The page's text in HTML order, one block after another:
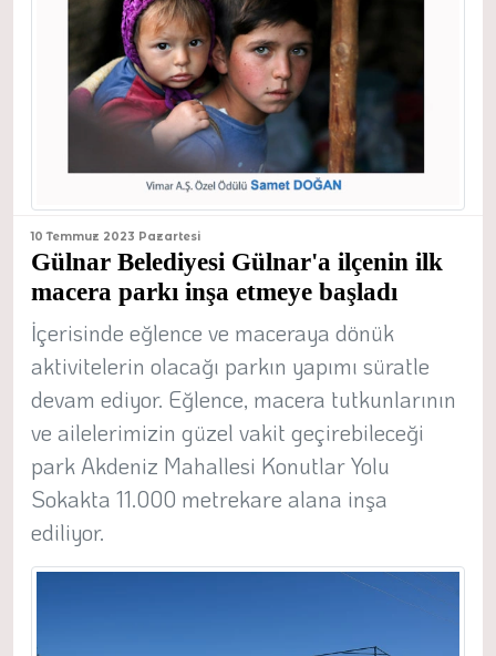
10 Temmuz 2023 Pazartesi
Gülnar Belediyesi Gülnar'a ilçenin ilk
macera parkı inşa etmeye başladı
İçerisinde eğlence ve maceraya dönük
aktivitelerin olacağı parkın yapımı süratle
devam ediyor. Eğlence, macera tutkunlarının
ve ailelerimizin güzel vakit geçirebileceği
park Akdeniz Mahallesi Konutlar Yolu
Sokakta 11.000 metrekare alana inşa
ediliyor.